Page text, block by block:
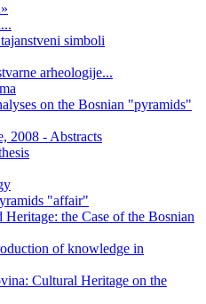
simboli
arheologije...
on the Bosnian "pyramids"
2008 - Abstracts
"affair"
Heritage: the Case of the Bosnian
of knowledge in
Cultural Heritage on the